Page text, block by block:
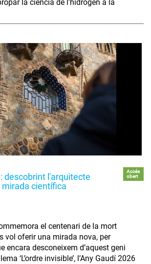
la ciència de l'hidrogen a la
descobrint l'arquitecte
científica
Accés
obert
el centenari de la mort
vol oferir una mirada nova, per
encara desconeixem d’aquest geni
‘L’ordre invisible’, l’Any Gaudí 2026